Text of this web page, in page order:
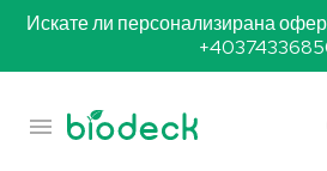
Искате ли персонализирана
